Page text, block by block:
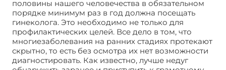
половины нашего человечества в обязательном
порядке минимум раз в год должна посещать
гинеколога. Это необходимо не только для
профилактических целей. Все дело в том, что
многиезаболевания на ранних стадиях протекают
скрытно, то есть без осмотра их нет возможности
диагностировать. Как известно, лучше недуг